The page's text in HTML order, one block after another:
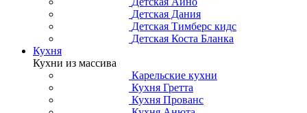
Детская Дания
Детская Тимберс кидс
Детская Коста Бланка
Кухня
Кухни из массива
Карельские кухни
Кухня Гретта
Кухня Прованс